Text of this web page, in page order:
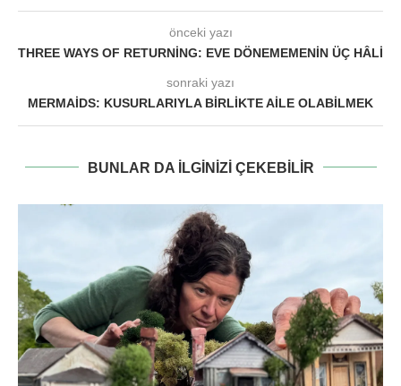
önceki yazı
THREE WAYS OF RETURNING: EVE DÖNEMEMENIN ÜÇ HÂLI
sonraki yazı
MERMAIDS: KUSURLARIYLA BIRLIKTE AILE OLABILMEK
BUNLAR DA ILGINIZI ÇEKEBILIR